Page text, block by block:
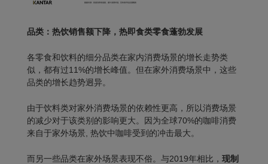
品类：热饮销售额下降，热即食类零食蓬勃发展
各零食和饮料的细分品类在家内消费场景的增长走势类
似，都有过11%的增长峰值。但在家外消费场景中，这些
品类的增长趋势迥异。
由于饮料类对家外消费场景的依赖性更高，所以消费场景
的减少对于该类别的影响更大。因为全球70%的咖啡消费
来自于家外场景, 热饮中咖啡受到的冲击最大。
而另一些品类在家外场景表现不俗。与2019年相比， 现制